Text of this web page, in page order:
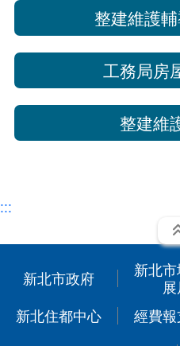
整建維護
工務局房
整建維
:::
新北市政府
新北
新北住都中心
經費